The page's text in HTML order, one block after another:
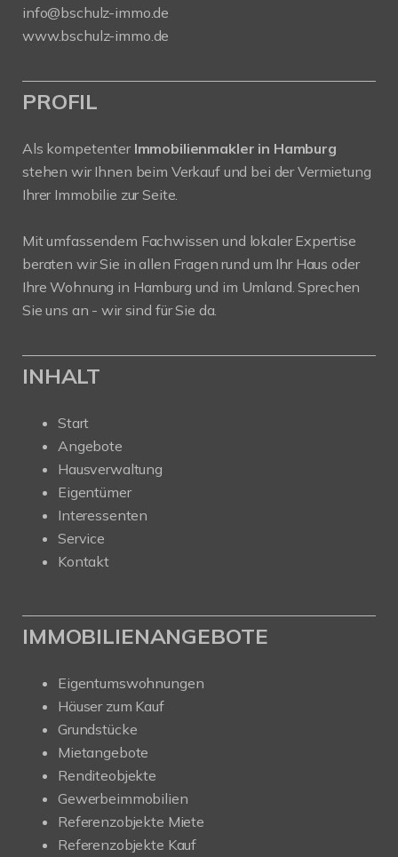
info@bschulz-immo.de
www.bschulz-immo.de
PROFIL
Als kompetenter Immobilienmakler in Hamburg
stehen wir Ihnen beim Verkauf und bei der Vermietung
Ihrer Immobilie zur Seite.
Mit umfassendem Fachwissen und lokaler Expertise
beraten wir Sie in allen Fragen rund um Ihr Haus oder
Ihre Wohnung in Hamburg und im Umland. Sprechen
Sie uns an - wir sind für Sie da.
INHALT
Start
Angebote
Hausverwaltung
Eigentümer
Interessenten
Service
Kontakt
IMMOBILIENANGEBOTE
Eigentumswohnungen
Häuser zum Kauf
Grundstücke
Mietangebote
Renditeobjekte
Gewerbeimmobilien
Referenzobjekte Miete
Referenzobjekte Kauf